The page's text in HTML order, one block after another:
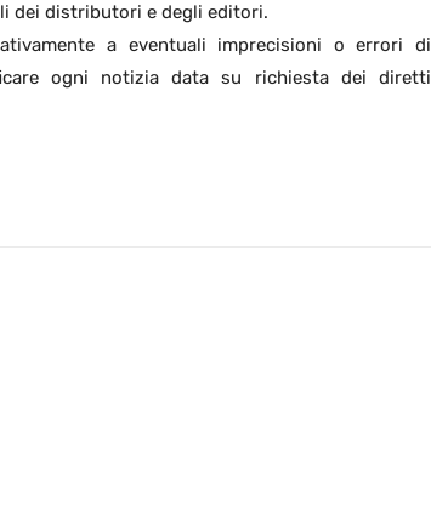
dei distributori e degli editori.
a eventuali imprecisioni o errori di
ogni notizia data su richiesta dei diretti